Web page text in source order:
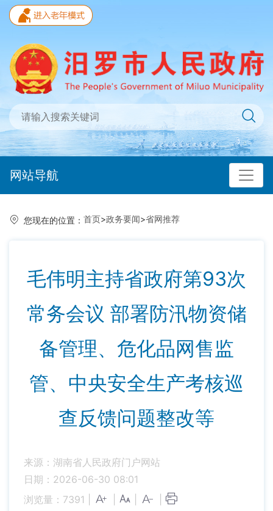
网站导航
您现在的位置： 首页>政务要闻>省网推荐
毛伟明主持省政府第93次
常务会议 部署防汛物资储
备管理、危化品网售监
管、中央安全生产考核巡
查反馈问题整改等
来源：湖南省人民政府门户网站
日期：2026-06-30 08:01
浏览量： 7391